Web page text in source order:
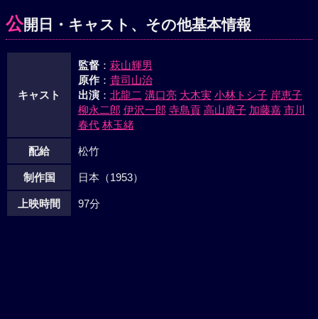
公開日・キャスト、その他基本情報
キャスト
監督： 萩山輝男
原作： 貴司山治
出演： 北龍二 溝口亮 大木実 小林トシ子 岸恵子
柳永二郎 伊沢一郎 寺島貢 高山廣子 加藤嘉 市川
春代 林玉緒
配給 松竹
制作国 日本（1953）
上映時間 97分